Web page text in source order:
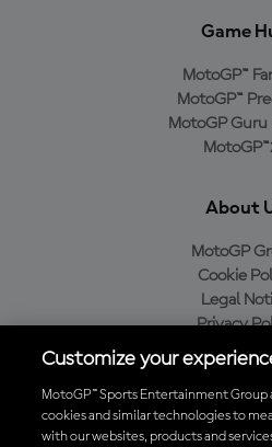
Game
MotoGP™
MotoGP™
MotoGP Guru
About
MotoGP
Cookie
Legal
Privacy
Purchase
Baixe o aplicativo
Customize your
MotoGP™ Sports Entertainment Group
cookies and similar technologies to
with our websites, products and